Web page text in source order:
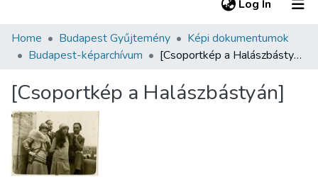
Log In (current)
Communities & Collections
Statistics
About us
Home Budapest Gyűjtemény
Képi dokumentumok
Budapest-képarchívum
[Csoportkép a Halászbástyán]
[Csoportkép a Halászbástyán]